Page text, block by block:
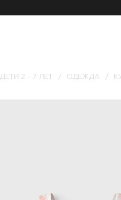
ДЕТИ 2 - 7 ЛЕТ ОДЕЖДА